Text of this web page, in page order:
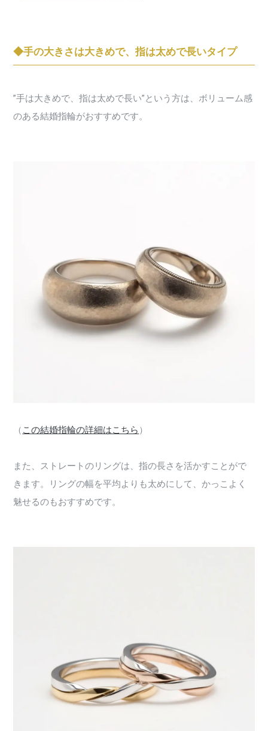
◆手の大きさは大きめで、指は太めで長いタイプ
”手は大きめで、指は太めで長い”という方は、ボリューム感
のある結婚指輪がおすすめです。
（ この結婚指輪の詳細はこちら ）
また、ストレートのリングは、指の長さを活かすことがで
きます。リングの幅を平均よりも太めにして、かっこよく
魅せるのもおすすめです。